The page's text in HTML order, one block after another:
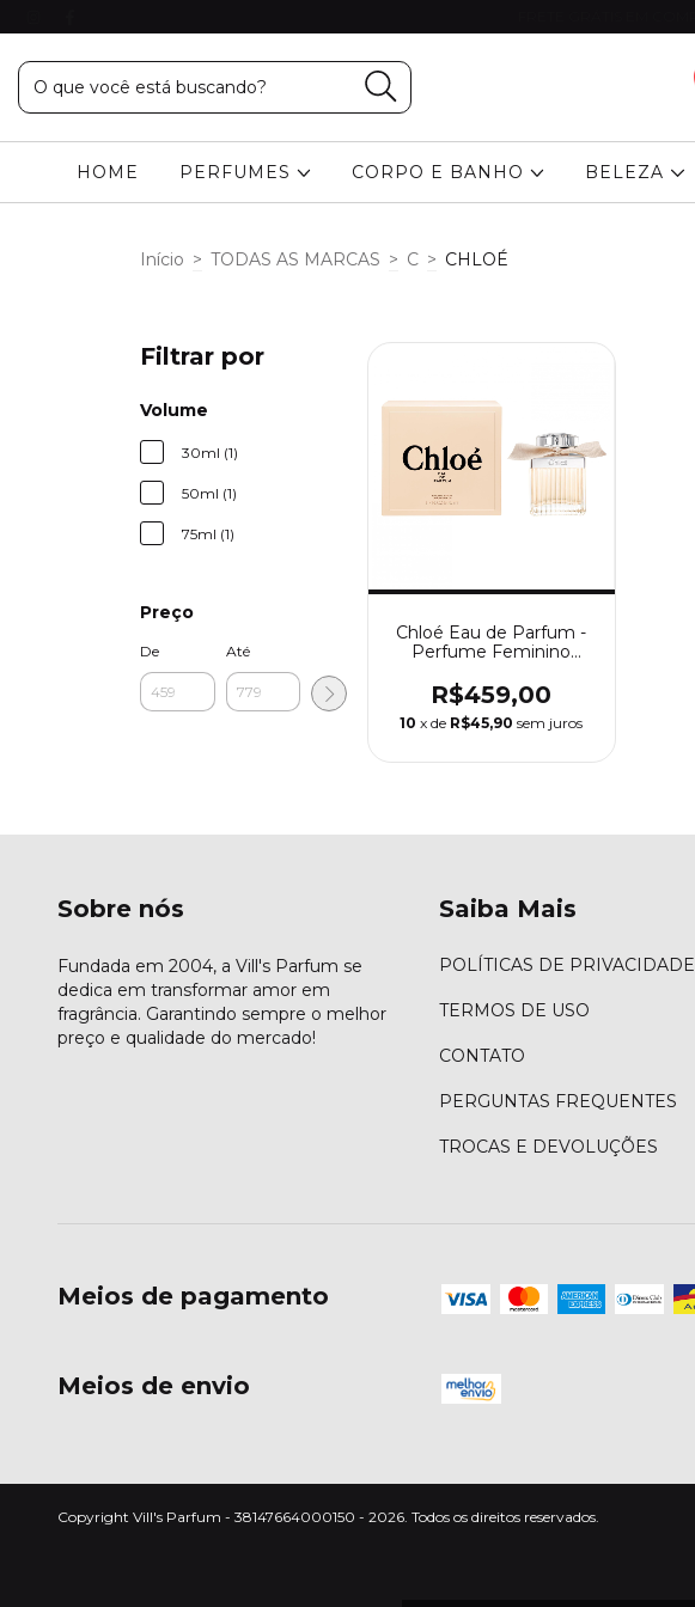
HOME PERFUMES CORPO E BANHO BELEZA
Início > TODAS AS MARCAS > C > CHLOÉ
Filtrar por
Volume
30ml (1)
50ml (1)
75ml (1)
Preço
De Até
Chloé Eau de Parfum -
Perfume Feminino
R$459,00
10 x de R$45,90 sem juros
Sobre nós
Fundada em 2004, a Vill's Parfum se
dedica em transformar amor em
fragrância. Garantindo sempre o melhor
preço e qualidade do mercado!
Saiba Mais
POLÍTICAS DE PRIVACIDADE
TERMOS DE USO
CONTATO
PERGUNTAS FREQUENTES
TROCAS E DEVOLUÇÕES
Meios de pagamento
Meios de envio
Copyright Vill's Parfum - 38147664000150 - 2026. Todos os direitos reservados.